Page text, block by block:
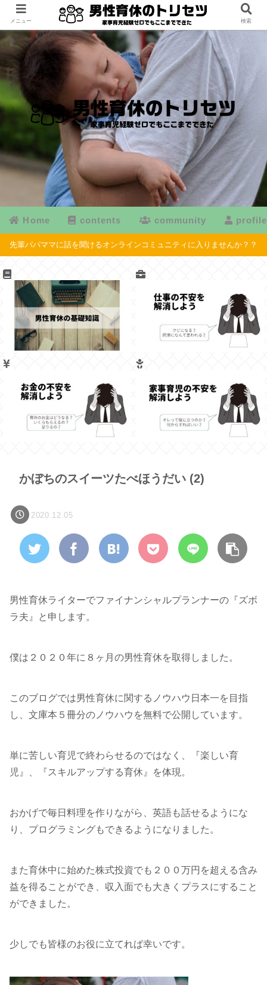
Home contents community profile
先輩パパママに話を聞けるオンラインコミュニティに入りませんか？？
かぼちのスイーツたべほうだい (2)
2020.12.05
男性育休ライターでファイナンシャルプランナーの『ズボ
ラ夫』と申します。
僕は２０２０年に８ヶ月の男性育休を取得しました。
このブログでは男性育休に関するノウハウ日本一を目指
し、文庫本５冊分のノウハウを無料で公開しています。
単に苦しい育児で終わらせるのではなく、『楽しい育
児』、『スキルアップする育休』を体現。
おかげで毎日料理を作りながら、英語も話せるようにな
り、プログラミングもできるようになりました。
また育休中に始めた株式投資でも２００万円を超える含み
益を得ることができ、収入面でも大きくプラスにすること
ができました。
少しでも皆様のお役に立てれば幸いです。
メニュー 検索